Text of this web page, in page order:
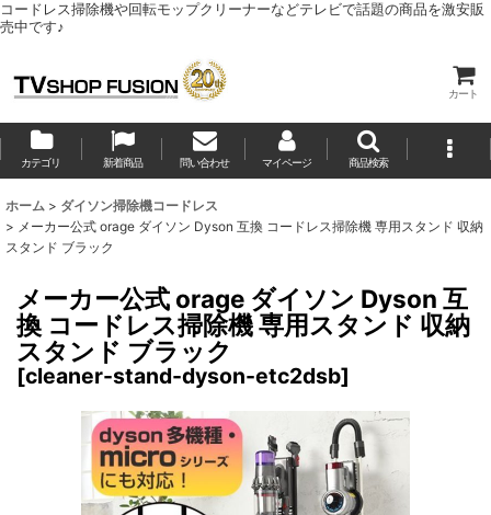
コードレス掃除機や回転モップクリーナーなどテレビで話題の商品を激安販
売中です♪
カート
カテゴリ 新着商品 問い合わせ マイページ 商品検索
ホーム > ダイソン掃除機コードレス
> メーカー公式 orage ダイソン Dyson 互換 コードレス掃除機 専用スタンド 収納
スタンド ブラック
メーカー公式 orage ダイソン Dyson 互
換 コードレス掃除機 専用スタンド 収納
スタンド ブラック
[cleaner-stand-dyson-etc2dsb]